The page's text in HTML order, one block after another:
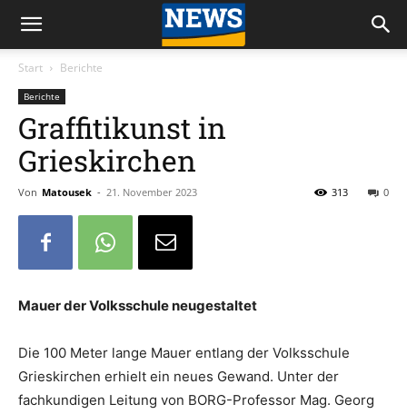
Start Berichte
Berichte
Graffitikunst in
Grieskirchen
Von Matousek - 21. November 2023 0
313
Mauer der Volksschule neugestaltet
Die 100 Meter lange Mauer entlang der Volksschule
Grieskirchen erhielt ein neues Gewand. Unter der
fachkundigen Leitung von BORG-Professor Mag. Georg